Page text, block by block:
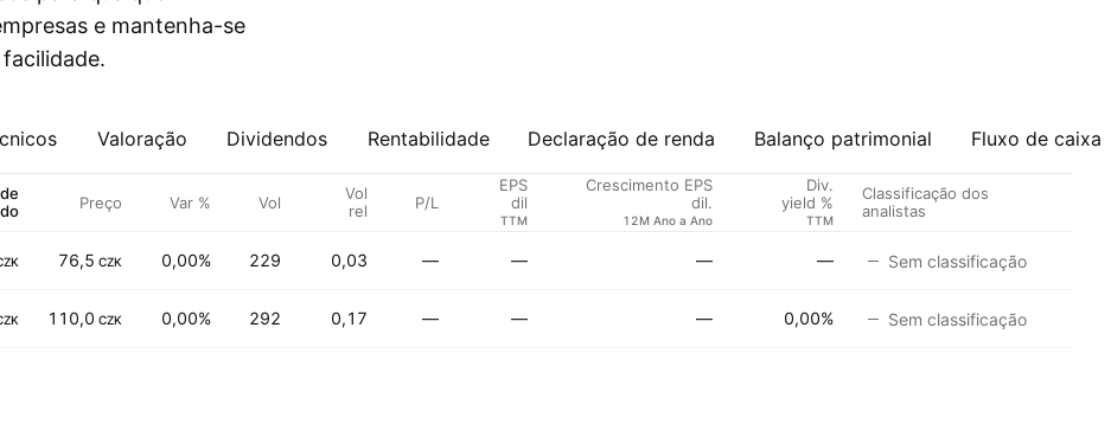
e mantenha-se
Valoração Dividendos Rentabilidade Declaração de renda Balanço patrimonial Fluxo de caixa
Preço Var % Vol
Vol
rel
P/L
EPS
dil
TTM
Crescimento EPS
dil.
12M Ano a Ano
Div.
yield %
TTM
Classificação dos
analistas
76,5 CZK 0,00% 229 0,03 — — — — Sem classificação
110,0 CZK 0,00% 292 0,17 — — — 0,00% Sem classificação